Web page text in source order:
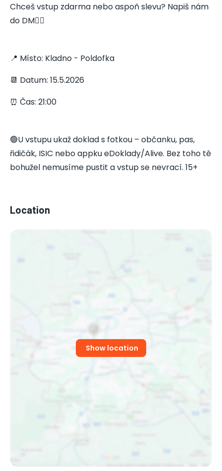
Chceš vstup zdarma nebo aspoň slevu? Napiš nám
do DM👇🏻
📍 Místo: Kladno - Poldofka
📆 Datum: 15.5.2026
⏰ Čas: 21:00
🟢U vstupu ukaž doklad s fotkou – občanku, pas,
řidičák, ISIC nebo appku eDoklady/Alive. Bez toho tě
bohužel nemusíme pustit a vstup se nevrací. 15+
Location
Show location